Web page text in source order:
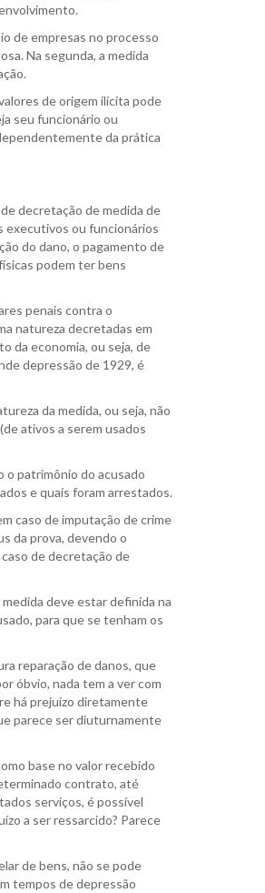
de empresas no processo
Na segunda, a medida
de origem ilícita pode
seu funcionário ou
da prática
decretação de medida de
executivos ou funcionários
do dano, o pagamento de
podem ter bens
penais contra o
natureza decretadas em
da economia, ou seja, de
depressão de 1929, é
da medida, ou seja, não
ativos a serem usados
o patrimônio do acusado
e quais foram arrestados.
caso de imputação de crime
da prova, devendo o
de decretação de
deve estar definida na
para que se tenham os
reparação de danos, que
óbvio, nada tem a ver com
há prejuízo diretamente
parece ser diuturnamente
base no valor recebido
contrato, até
serviços, é possível
a ser ressarcido? Parece
de bens, não se pode
tempos de depressão